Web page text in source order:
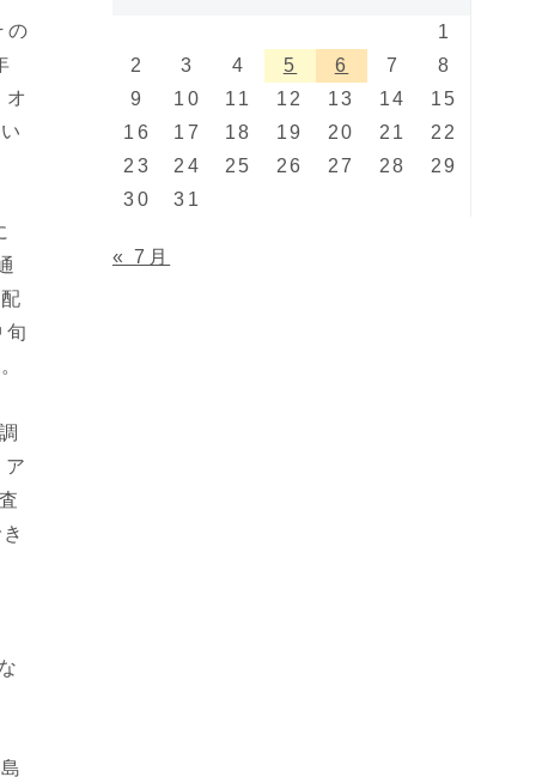
の
1
2
3 4 5 6 7
8
9
10 11 12 13 14
15
16
17 18 19 20 21
22
23
24 25 26 27 28
29
30
31
« 7月